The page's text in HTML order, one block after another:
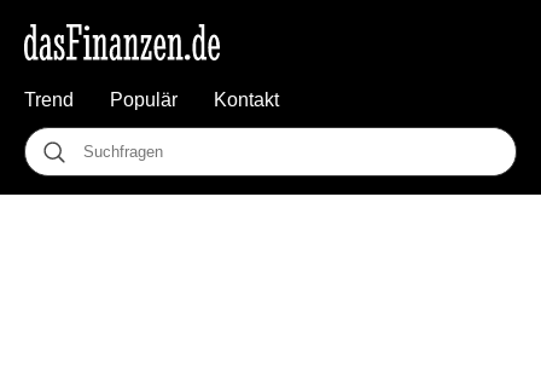
Trend Populär Kontakt